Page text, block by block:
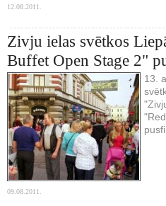
12.08.2011.
Zivju ielas svētkos
Buffet Open Stage 2"
13.
09.08.2011.